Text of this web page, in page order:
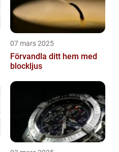
07 mars 2025
Förvandla ditt hem med
blockljus